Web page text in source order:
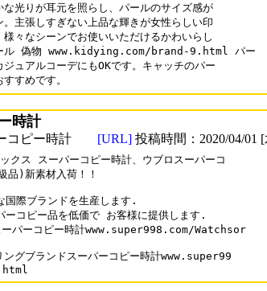
光りが耳元を照らし、パールのサイズ感が
主張しすぎない上品な輝きが女性らしい印
々なシーンでお使いいただけるかわいらし
ール 偽物 www.kidying.com/brand-9.html パー
ュアルコーデにもOKです。キャッチのパー
時計
コピー時計
[URL] 投稿時間：2020/04/01
クス スーパーコピー時計、ウブロスーパーコ
品)新素材入荷！！
国際ブランドを生産します.
ーコピー品を低価で お客様に提供します.
ーパーコピー時計www.super998.com/Watchsor
グブランドスーパーコピー時計www.super99